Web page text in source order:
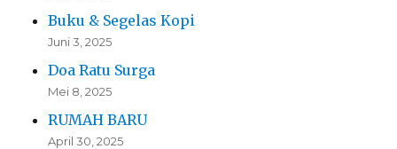
Buku & Segelas Kopi
Juni 3, 2025
Doa Ratu Surga
Mei 8, 2025
RUMAH BARU
April 30, 2025